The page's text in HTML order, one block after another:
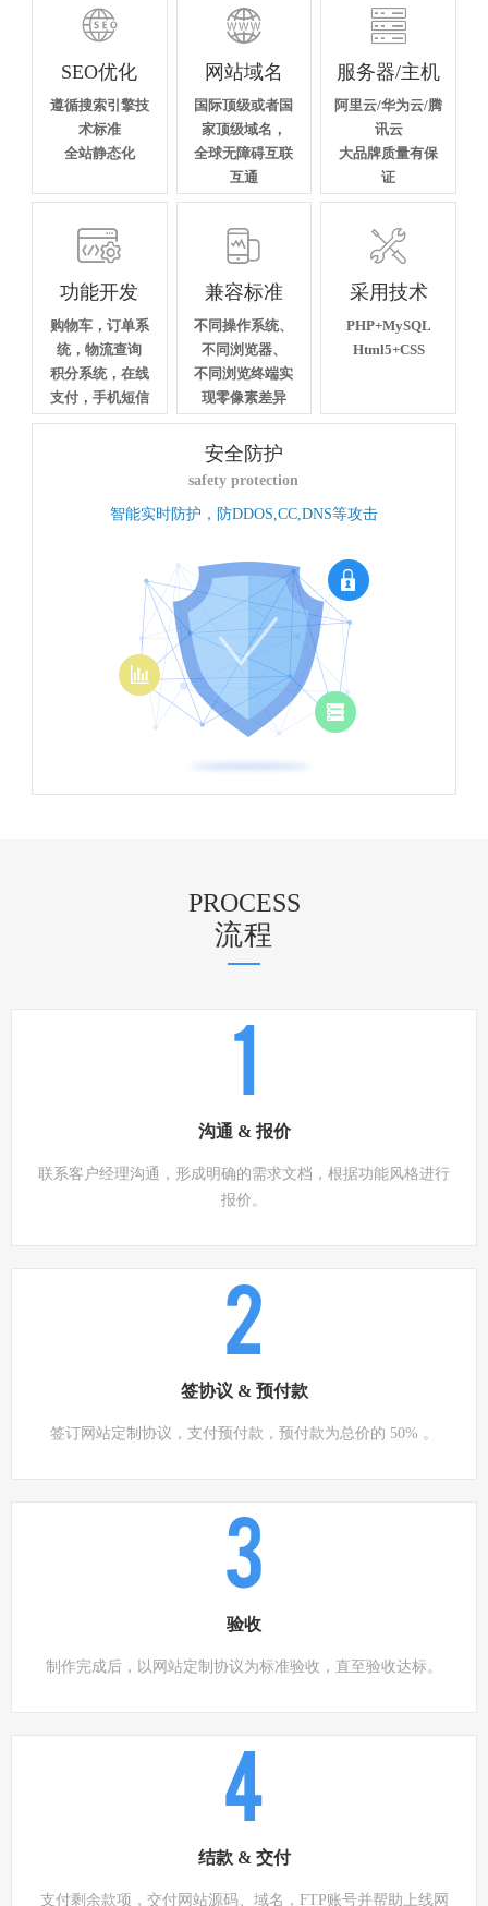

SEO优化
遵循搜索引擎技
术标准
全站静态化

网站域名
国际顶级或者国
家顶级域名，
全球无障碍互联
互通

服务器/主机
阿里云/华为云/腾
讯云
大品牌质量有保
证

功能开发
购物车，订单系
统，物流查询
积分系统，在线
支付，手机短信

兼容标准
不同操作系统、
不同浏览器、
不同浏览终端实
现零像素差异

采用技术
PHP+MySQL
Html5+CSS
安全防护
safety protection
智能实时防护，防DDOS,CC,DNS等攻击
PROCESS
流程
沟通 & 报价
联系客户经理沟通，形成明确的需求文档，根据功能风格进行
报价。
2
签协议 & 预付款
签订网站定制协议，支付预付款，预付款为总价的 50% 。
3
验收
制作完成后，以网站定制协议为标准验收，直至验收达标。
4
结款 & 交付
支付剩余款项，交付网站源码、域名，FTP账号并帮助上线网